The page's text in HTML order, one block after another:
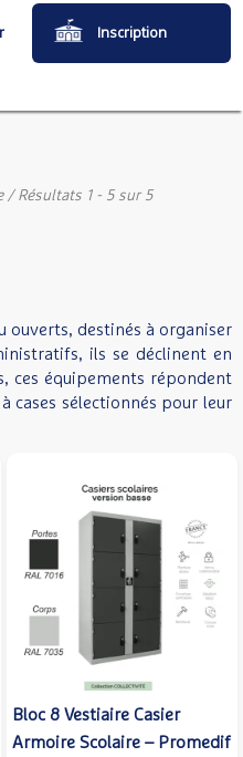
Inscription
/ Résultats 1 - 5 sur 5
ouverts, destinés à organiser
ils se déclinent en
ces équipements répondent
cases sélectionnés pour leur
Bloc 8 Vestiaire Casier
Armoire Scolaire – Promedif